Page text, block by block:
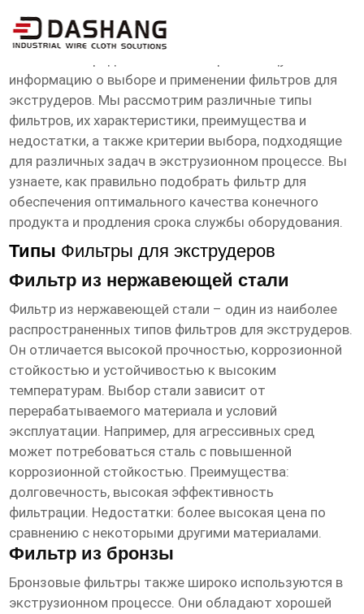
Фильтры для экструдеров
информацию о выборе и применении фильтров для
экструдеров. Мы рассмотрим различные типы
фильтров, их характеристики, преимущества и
недостатки, а также критерии выбора, подходящие
для различных задач в экструзионном процессе. Вы
узнаете, как правильно подобрать фильтр для
обеспечения оптимального качества конечного
продукта и продления срока службы оборудования.
Типы Фильтры для экструдеров
Фильтр из нержавеющей стали
Фильтр из нержавеющей стали – один из наиболее
распространенных типов фильтров для экструдеров.
Он отличается высокой прочностью, коррозионной
стойкостью и устойчивостью к высоким
температурам. Выбор стали зависит от
перерабатываемого материала и условий
эксплуатации. Например, для агрессивных сред
может потребоваться сталь с повышенной
коррозионной стойкостью. Преимущества:
долговечность, высокая эффективность
фильтрации. Недостатки: более высокая цена по
сравнению с некоторыми другими материалами.
Фильтр из бронзы
Бронзовые фильтры также широко используются в
экструзионном процессе. Они обладают хорошей